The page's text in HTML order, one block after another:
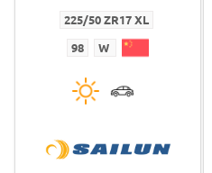
225/50 ZR17 XL
98 W